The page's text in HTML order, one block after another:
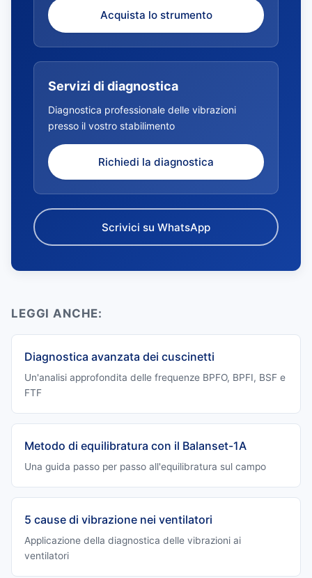
Acquista lo strumento
Servizi di diagnostica
Diagnostica professionale delle vibrazioni
presso il vostro stabilimento
Richiedi la diagnostica
Scrivici su WhatsApp
LEGGI ANCHE:
Diagnostica avanzata dei cuscinetti
Un'analisi approfondita delle frequenze BPFO, BPFI, BSF e
FTF
Metodo di equilibratura con il Balanset-1A
Una guida passo per passo all'equilibratura sul campo
5 cause di vibrazione nei ventilatori
Applicazione della diagnostica delle vibrazioni ai
ventilatori